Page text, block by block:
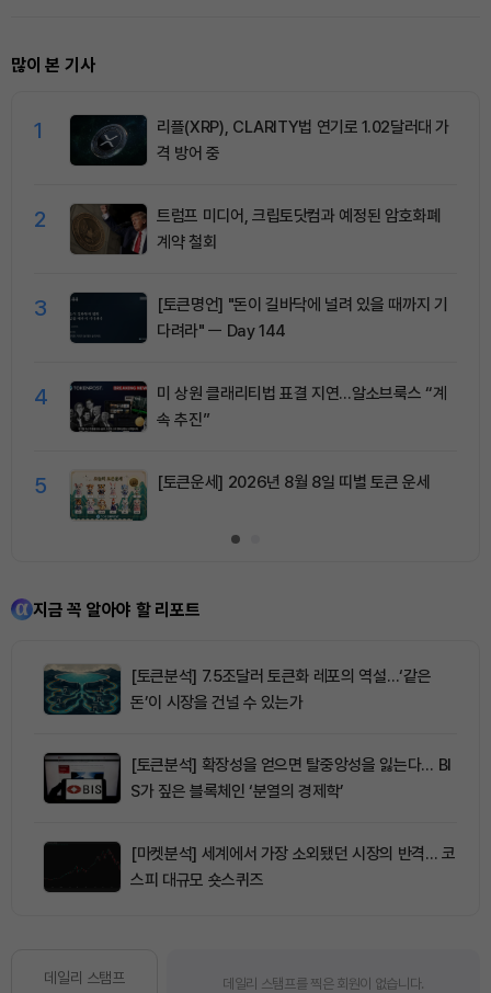
많이 본 기사
1
리플(XRP), CLARITY법 연기로 1.02달러대 가
격 방어 중
2
트럼프 미디어, 크립토닷컴과 예정된 암호화폐
계약 철회
3
[토큰명언] "돈이 길바닥에 널려 있을 때까지 기
다려라" ㅡ Day 144
4
미 상원 클래리티법 표결 지연…알소브룩스 “계
속 추진”
5 [토큰운세] 2026년 8월 8일 띠별 토큰 운세
지금 꼭 알아야 할 리포트
[토큰분석] 7.5조달러 토큰화 레포의 역설…‘같은
돈’이 시장을 건널 수 있는가
[토큰분석] 확장성을 얻으면 탈중앙성을 잃는다… BI
S가 짚은 블록체인 ‘분열의 경제학’
[마켓분석] 세계에서 가장 소외됐던 시장의 반격… 코
스피 대규모 숏스퀴즈
데일리 스탬프
데일리 스탬프를 찍은 회원이 없습니다.